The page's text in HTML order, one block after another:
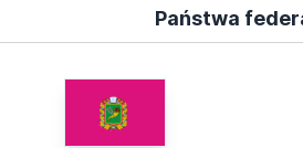
Państwa